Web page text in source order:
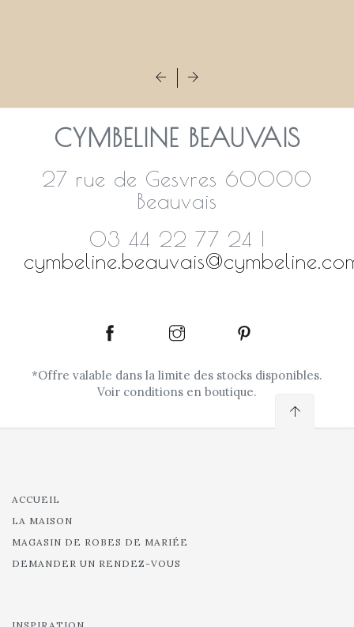
CYMBELINE BEAUVAIS
27 rue de Gesvres 60000
Beauvais
03 44 22 77 24 |
*Offre valable dans la limite des stocks disponibles.
Voir conditions en boutique.
ACCUEIL
LA MAISON
MAGASIN DE ROBES DE MARIÉE
DEMANDER UN RENDEZ-VOUS